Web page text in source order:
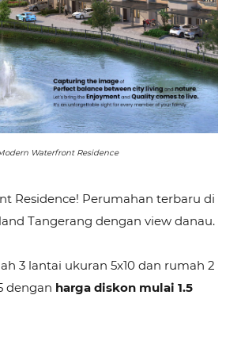
Waterfront Residence
Residence! Perumahan terbaru di
Tangerang dengan view danau.
3 lantai ukuran 5x10 dan rumah 2
dengan harga diskon mulai 1.5